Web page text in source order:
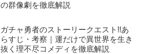
の群像劇を徹底解説
ガチャ勇者のストーリークエスト!!あ
らすじ・考察｜運だけで異世界を生き
抜く理不尽コメディを徹底解説